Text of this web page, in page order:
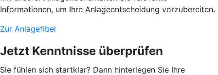
Informationen, um Ihre Anlageentscheidung vorzubereiten.
Zur Anlagefibel
Jetzt Kenntnisse überprüfen
Sie fühlen sich startklar? Dann hinterlegen Sie Ihre